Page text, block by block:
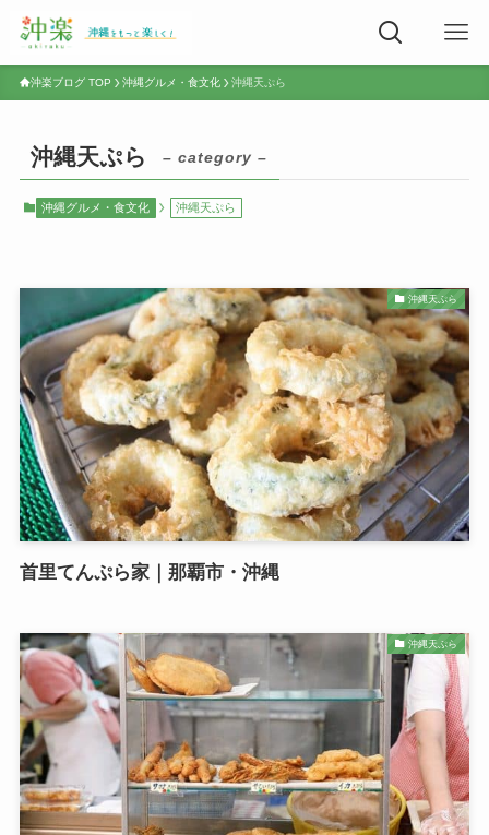
沖楽ブログ TOP 沖縄グルメ・食文化 沖縄天ぷら
沖縄天ぷら – category –
沖縄グルメ・食文化 沖縄天ぷら
沖縄天ぷら
首里てんぷら家｜那覇市・沖縄
沖縄天ぷら